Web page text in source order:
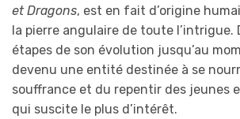
et Dragons, est en fait d’origine
la pierre angulaire de toute l’intrigue.
étapes de son évolution jusqu’au
devenu une entité destinée à se
souffrance et du repentir des jeunes
qui suscite le plus d’intérêt.